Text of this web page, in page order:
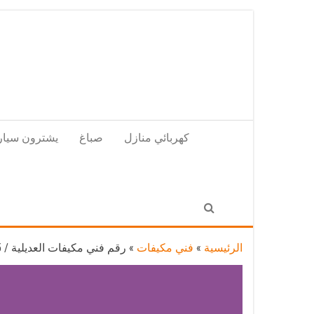
يشترون صباغ كهربائي منازل
الرئيسية » فني مكيفات » رقم فني مكيفات العديلية / 98025055 / فني تكييف هندي أو باكستاني 24 ساعة